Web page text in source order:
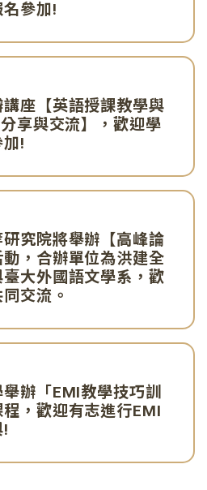
參加!
座【英語授課教學與
享與交流】，歡迎學
!
究院將舉辦【高峰論
，合辦單位為洪建全
大外國語文學系，歡
交流。
辦「EMI教學技巧訓
，歡迎有志進行EMI